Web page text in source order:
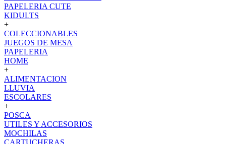
PAPELERIA CUTE
KIDULTS
+
COLECCIONABLES
JUEGOS DE MESA
PAPELERIA
HOME
+
ALIMENTACION
LLUVIA
ESCOLARES
+
POSCA
UTILES Y ACCESORIOS
MOCHILAS
CARTUCHERAS